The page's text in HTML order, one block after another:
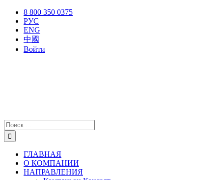
Skip
content
Facebook
YouTube
Instagram8 800 350 0375
РУС
ENG
中國
Войти
Результат
поиска:
ГЛАВНАЯ
О КОМПАНИИ
НАПРАВЛЕНИЯ